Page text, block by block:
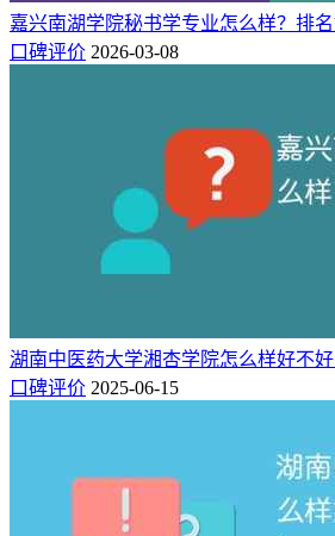
嘉兴南湖学院秘书学专业怎么样？排
口碑评价 2026-03-08
湖南中医药大学湘杏学院怎么样好不好
口碑评价 2025-06-15